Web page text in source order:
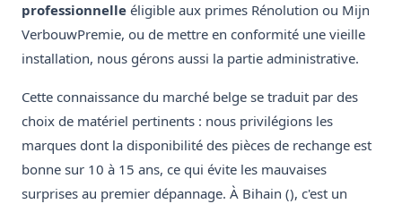
professionnelle éligible aux primes Rénolution ou Mijn
VerbouwPremie, ou de mettre en conformité une vieille
installation, nous gérons aussi la partie administrative.
Cette connaissance du marché belge se traduit par des
choix de matériel pertinents : nous privilégions les
marques dont la disponibilité des pièces de rechange est
bonne sur 10 à 15 ans, ce qui évite les mauvaises
surprises au premier dépannage. À Bihain (), c'est un